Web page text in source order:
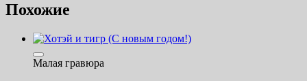
Похожие
Малая гравюра